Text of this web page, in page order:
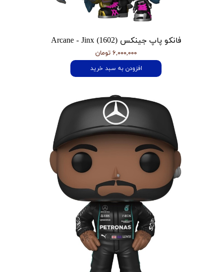
فانکو پاپ جینکس Arcane - Jinx (1602)
۶,۰۰۰,۰۰۰ تومان
افزودن به سبد خرید